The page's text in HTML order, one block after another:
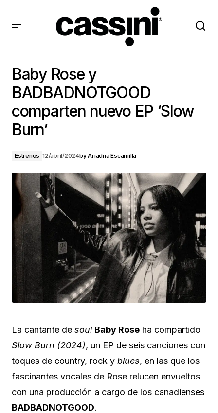
‘Slow Burn’
Baby Rose y
BADBADNOTGOOD
comparten nuevo EP ‘Slow
Burn’
Estrenos 12/abril/2024byAriadna Escamilla
La cantante de soul Baby Rose ha compartido
Slow Burn (2024), un EP de seis canciones con
toques de country, rock y blues, en las que los
fascinantes vocales de Rose relucen envueltos
con una producción a cargo de los canadienses
BADBADNOTGOOD.